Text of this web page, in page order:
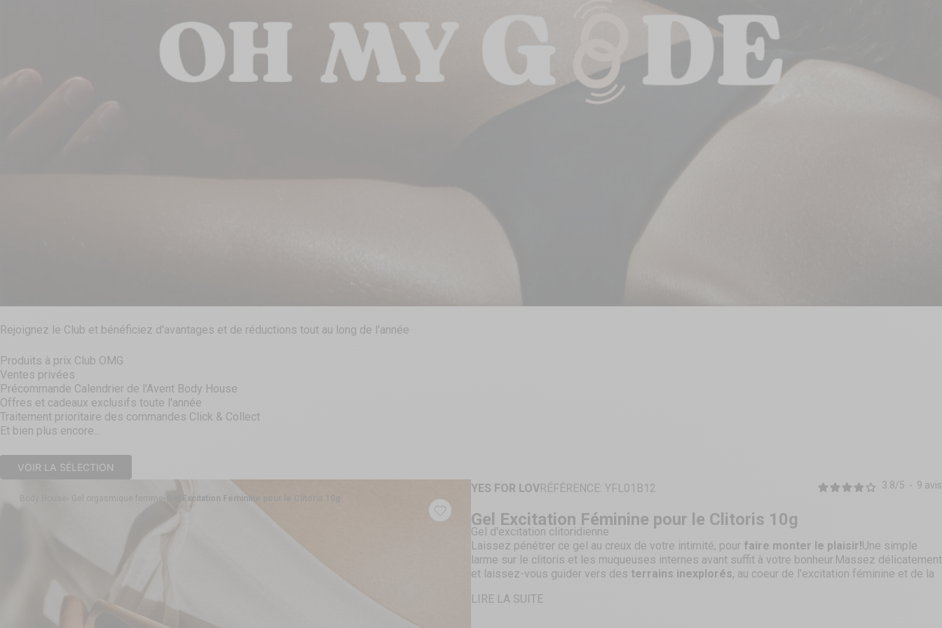
Rejoignez le Club et bénéficiez d'avantages et de réductions tout au long de l'année
Produits à prix Club OMG
Ventes privées
Précommande Calendrier de l'Avent Body House
Offres et cadeaux exclusifs toute l'année
Traitement prioritaire des commandes Click & Collect
Et bien plus encore...
VOIR LA SÉLECTION
Gel orgasmique femme Gel Excitation Féminine pour le Clitoris 10g
YES FOR LOVRÉFÉRENCE: YFL01B12 3.8/5 - 9 avis
Gel Excitation Féminine pour le Clitoris 10g
Gel d'excitation clitoridienne
Laissez pénétrer ce gel au creux de votre intimité, pour faire monter le plaisir!Une simple
larme sur le clitoris et les muqueuses internes avant suffit à votre bonheur.Massez délicatement
et laissez-vous guider vers des terrains inexplorés, au coeur de l'excitation féminine et de la
LIRE LA SUITE